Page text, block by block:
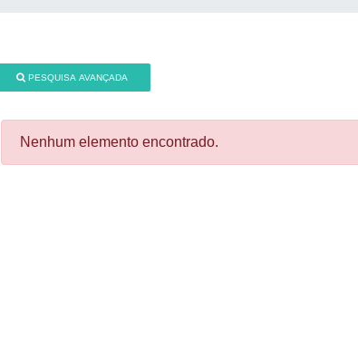
PESQUISA AVANÇADA
Nenhum elemento encontrado.